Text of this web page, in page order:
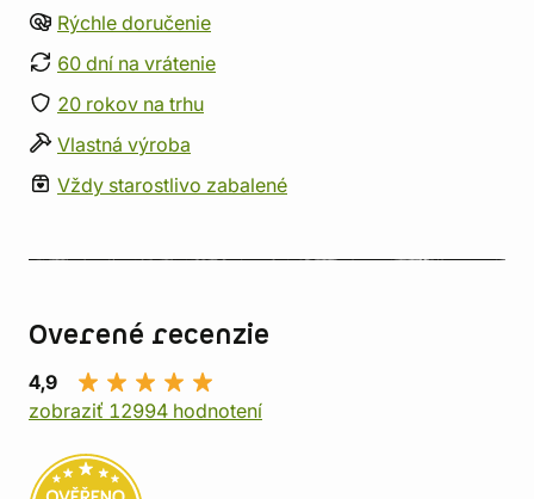
Rýchle doručenie
60 dní na vrátenie
20 rokov na trhu
Vlastná výroba
Vždy starostlivo zabalené
Overené recenzie
4,9
zobraziť 12994 hodnotení